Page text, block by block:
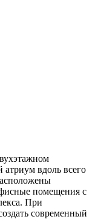
вдоль всего
помещения с
При
современный